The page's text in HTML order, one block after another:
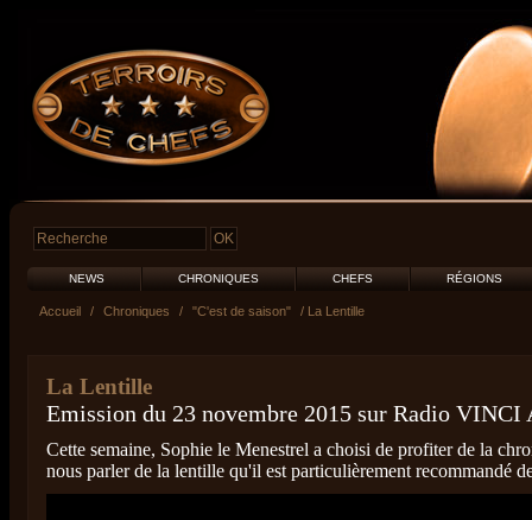
NEWS CHRONIQUES CHEFS RÉGIONS
Accueil / Chroniques / "C'est de saison" / La Lentille
La Lentille
Emission du 23 novembre 2015 sur Radio VINCI
Cette semaine, Sophie le Menestrel a choisi de profiter de la
nous parler de la lentille qu'il est particulièrement recommandé